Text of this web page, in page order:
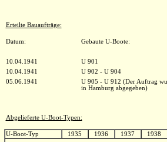
Erteilte Bauaufträge:
Datum: Gebaute U-Boote:
10.04.1941
U 901
10.04.1941
U 902 - U 904
05.06.1941
U 905 - U 912 (Der Auftrag
in Hamburg abgegeben)
Abgelieferte U-Boot-Typen:
U-Boot-Typ 1935 1936 1937 1938